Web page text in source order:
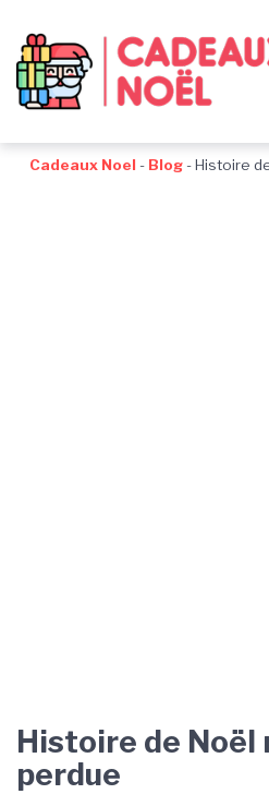
navigation
au
contenu
au
pied
de
Cadeaux Noel - Blog-Histoire
Histoire de Noël
perdue